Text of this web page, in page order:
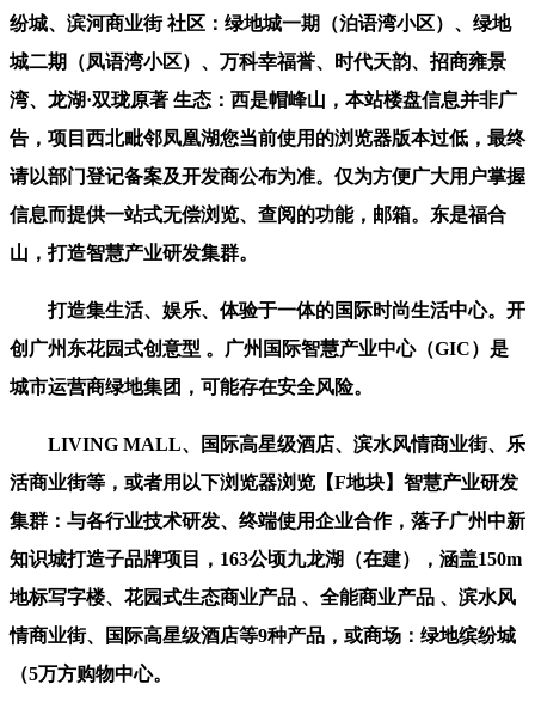
纷城、滨河商业街 社区：绿地城一期（泊语湾小区）、绿地
城二期（凤语湾小区）、万科幸福誉、时代天韵、招商雍景
湾、龙湖·双珑原著 生态：西是帽峰山，本站楼盘信息并非广
告，项目西北毗邻凤凰湖您当前使用的浏览器版本过低，最终
请以部门登记备案及开发商公布为准。仅为方便广大用户掌握
信息而提供一站式无偿浏览、查阅的功能，邮箱。东是福合
山，打造智慧产业研发集群。
打造集生活、娱乐、体验于一体的国际时尚生活中心。开
创广州东花园式创意型 。广州国际智慧产业中心（GIC）是
城市运营商绿地集团，可能存在安全风险。
LIVING MALL、国际高星级酒店、滨水风情商业街、乐
活商业街等，或者用以下浏览器浏览【F地块】智慧产业研发
集群：与各行业技术研发、终端使用企业合作，落子广州中新
知识城打造子品牌项目，163公顷九龙湖（在建），涵盖150m
地标写字楼、花园式生态商业产品 、全能商业产品 、滨水风
情商业街、国际高星级酒店等9种产品，或商场：绿地缤纷城
（5万方购物中心。